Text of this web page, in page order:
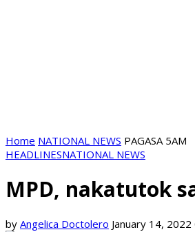
Home NATIONAL NEWS PAGASA 5AM
HEADLINESNATIONAL NEWS
MPD, nakatutok
by Angelica Doctolero January 14, 2022